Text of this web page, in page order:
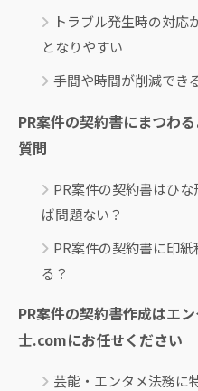
トラブル発生時の対応
となりやすい
手間や時間が削減でき
PR案件の契約書にまつわ
質問
PR案件の契約書はひな
ば問題ない？
PR案件の契約書に印
る？
PR案件の契約書作成はエ
士.comにお任せください
芸能・エンタメ法務に